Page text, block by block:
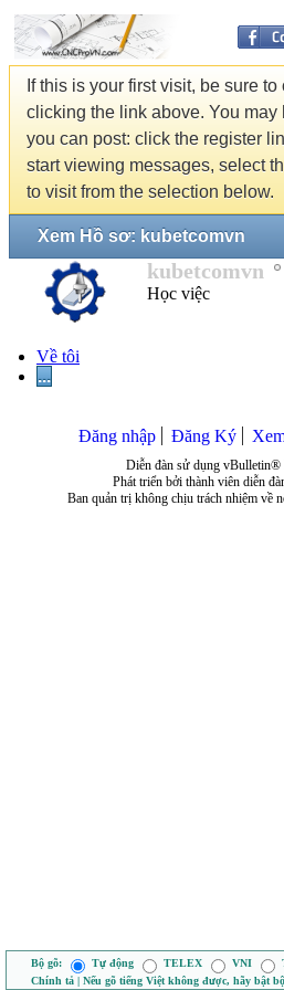
If this is your first visit, be sure
clicking the link above. You may
you can post: click the register
start viewing messages, select
to visit from the selection below.
Xem Hồ sơ: kubetcomvn
kubetcomvn
Học việc
Về tôi
...
Đăng nhập Đăng Ký
Diễn đàn sử dụng vBulletin®
Phát triển bởi thành viên diễn
Ban quản trị không chịu trách nhiệm về
Bộ gõ: Tự động TELEX VNI
Chính tả | Nếu gõ tiếng Việt không được, hãy bật